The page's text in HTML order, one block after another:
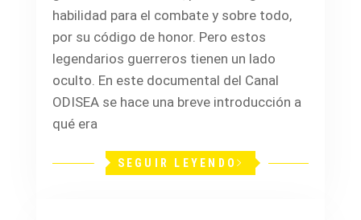
habilidad para el combate y sobre todo,
por su código de honor. Pero estos
legendarios guerreros tienen un lado
oculto. En este documental del Canal
ODISEA se hace una breve introducción a
qué era
SEGUIR LEYENDO